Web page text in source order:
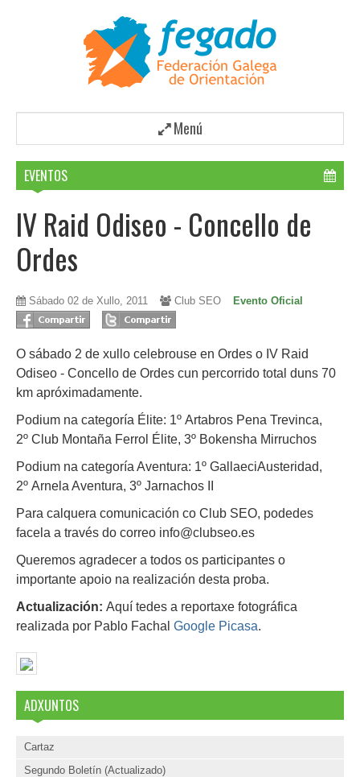
Menú
EVENTOS
IV Raid Odiseo - Concello de
Ordes
Sábado 02 de Xullo, 2011 Club SEO Evento Oficial
O sábado 2 de xullo celebrouse en Ordes o IV Raid
Odiseo - Concello de Ordes cun percorrido total duns 70
km apróximadamente.
Podium na categoría Élite: 1º Artabros Pena Trevinca,
2º Club Montaña Ferrol Élite, 3º Bokensha Mirruchos
Podium na categoría Aventura: 1º GallaeciAusteridad,
2º Arnela Aventura, 3º Jarnachos II
Para calquera comunicación co Club SEO, podedes
facela a través do correo info@clubseo.es
Queremos agradecer a todos os participantes o
importante apoio na realización desta proba.
Actualización: Aquí tedes a reportaxe fotográfica
realizada por Pablo Fachal Google Picasa.
ADXUNTOS
Cartaz
Segundo Boletín (Actualizado)